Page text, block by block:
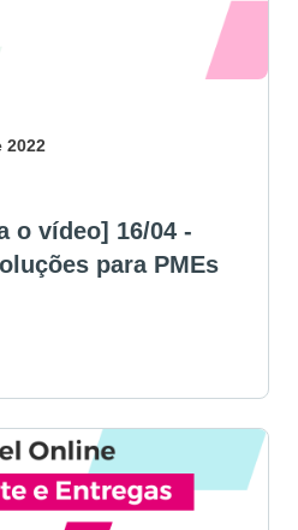
2022
o vídeo] 16/04 -
para PMEs